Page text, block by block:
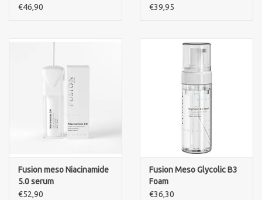
€46,90
€39,95
Fusion meso Niacinamide
5.0 serum
€52,90
Fusion Meso Glycolic B3
Foam
€36,30